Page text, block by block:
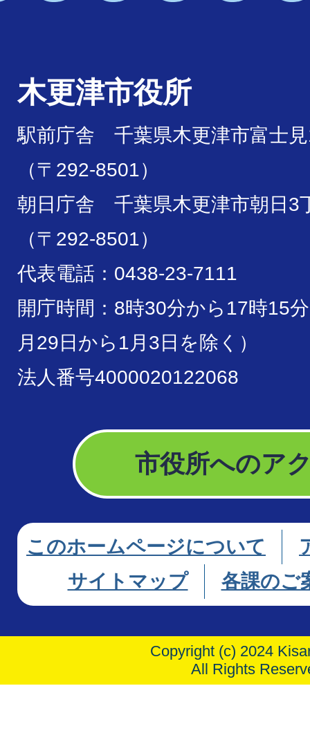
木更津市役所
駅前庁舎 千葉県木更津市富士
（〒292-8501）
朝日庁舎 千葉県木更津市朝日3
（〒292-8501）
代表電話：0438-23-7111
開庁時間：8時30分から17時15
月29日から1月3日を除く）
法人番号4000020122068
市役所へのア
このホームページについて
サイトマップ
各課のご
Copyright (c) 2024
All Rights